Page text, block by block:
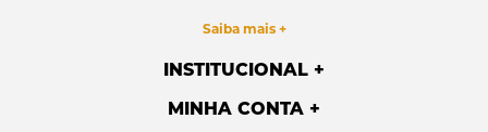
Saiba mais +
INSTITUCIONAL
MINHA CONTA